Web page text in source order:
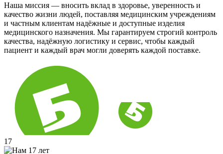
Наша миссия — вносить вклад в здоровье, уверенность и
качество жизни людей, поставляя медицинским учреждениям
и частным клиентам надёжные и доступные изделия
медицинского назначения. Мы гарантируем строгий контроль
качества, надёжную логистику и сервис, чтобы каждый
пациент и каждый врач могли доверять каждой поставке.
17